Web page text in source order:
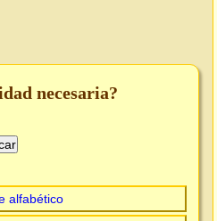
necesaria?
alfabético